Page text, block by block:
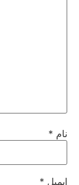
نام *
ایمیل *